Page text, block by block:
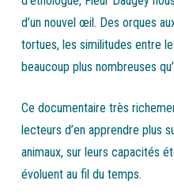
d’un nouvel œil. Des orques
tortues, les similitudes entre
beaucoup plus nombreuses
Ce documentaire très
lecteurs d’en apprendre plus
animaux, sur leurs capacités
évoluent au fil du temps.